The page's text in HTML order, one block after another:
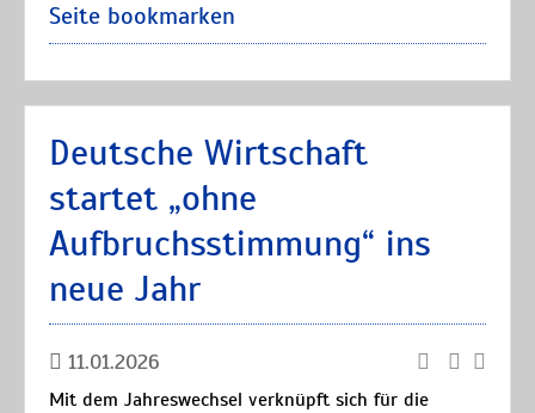
Seite bookmarken
Deutsche Wirtschaft
startet „ohne
Aufbruchsstimmung“ ins
neue Jahr
11.01.2026
Mit dem Jahreswechsel verknüpft sich für die